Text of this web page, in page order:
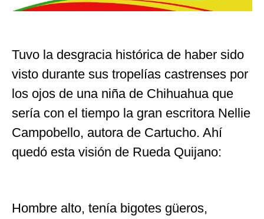
Tuvo la desgracia histórica de haber sido
visto durante sus tropelías castrenses por
los ojos de una niña de Chihuahua que
sería con el tiempo la gran escritora Nellie
Campobello, autora de Cartucho. Ahí
quedó esta visión de Rueda Quijano:
Hombre alto, tenía bigotes güeros,